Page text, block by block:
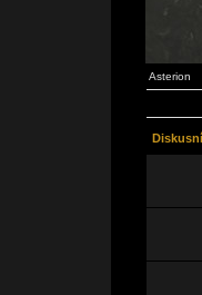
Asterion